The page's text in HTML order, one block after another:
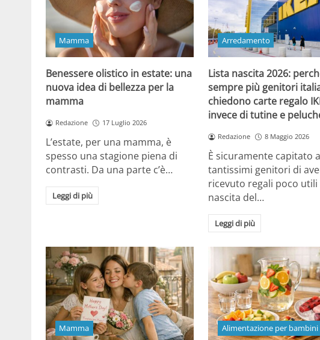
Mamma
Benessere olistico in estate: una
nuova idea di bellezza per la
mamma
Redazione 17 Luglio 2026
L’estate, per una mamma, è
spesso una stagione piena di
contrasti. Da una parte c’è…
Leggi di più
Arredamento
Lista nascita 2026:
sempre più genitori
chiedono carte regalo
invece di tutine e
Redazione 8 Maggio 2026
È sicuramente capitato a
tantissimi genitori di
ricevuto regali poco utili
nascita del…
Leggi di più
Mamma Alimentazione per bambini